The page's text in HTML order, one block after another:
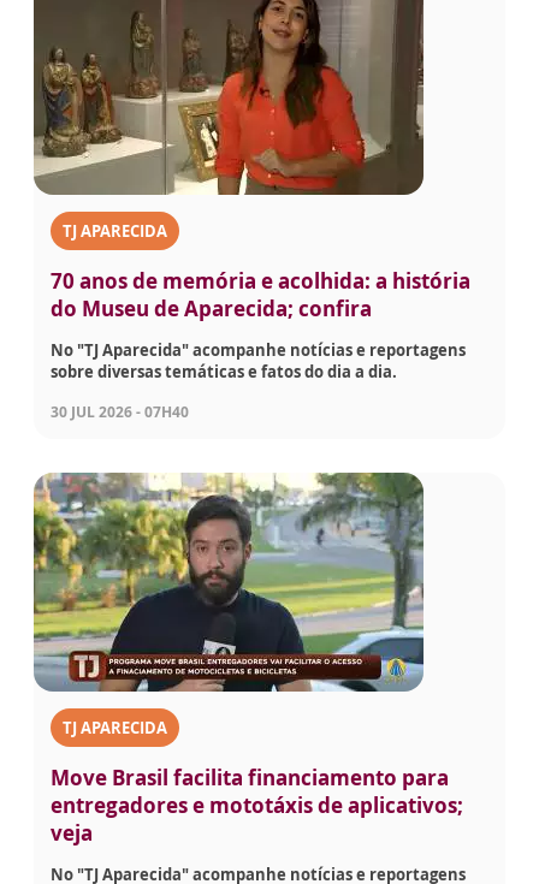
TJ APARECIDA
70 anos de memória e acolhida: a história
do Museu de Aparecida; confira
No "TJ Aparecida" acompanhe notícias e reportagens
sobre diversas temáticas e fatos do dia a dia.
30 JUL 2026 - 07H40
TJ APARECIDA
Move Brasil facilita financiamento para
entregadores e mototáxis de aplicativos;
veja
No "TJ Aparecida" acompanhe notícias e reportagens